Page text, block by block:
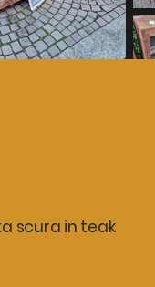
scura in teak